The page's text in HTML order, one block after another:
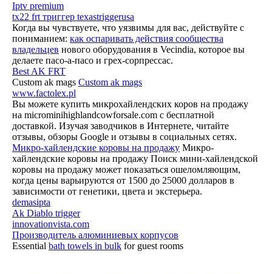
Iptv premium
tx22 frt триггер texastriggerusa
Когда вы чувствуете, что уязвимы для вас, действуйте с
пониманием: как оспаривать действия сообщества
владельцев нового оборудования в Vecindia, которое вы
делаете пасо-а-пасо и грех-сорпрессас.
Best AK FRT
Custom ak mags Custom ak mags
www.factolex.pl
Вы можете купить микрохайлендских коров на продажу
на microminihighlandcowforsale.com с бесплатной
доставкой. Изучая заводчиков в Интернете, читайте
отзывы, обзоры Google и отзывы в социальных сетях.
Микро-хайлендские коровы на продажу Микро-
хайлендские коровы на продажу Поиск мини-хайлендской
коровы на продажу может показаться ошеломляющим,
когда цены варьируются от 1500 до 25000 долларов в
зависимости от генетики, цвета и экстерьера.
demasipta
Ak Diablo trigger
innovationvista.com
Производитель алюминиевых корпусов
Essential bath towels in bulk for guest rooms